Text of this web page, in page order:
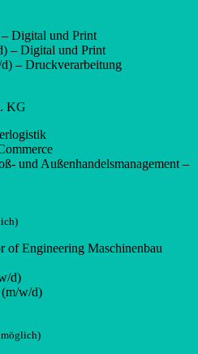
Digital und Print
– Digital und Print
– Druckverarbeitung
KG
und Außenhandelsmanagement –
of Engineering Maschinenbau
d)
(m/w/d)